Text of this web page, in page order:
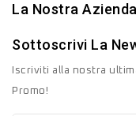
La Nostra Azienda
Sottoscrivi La
Iscriviti alla nostra
Promo!